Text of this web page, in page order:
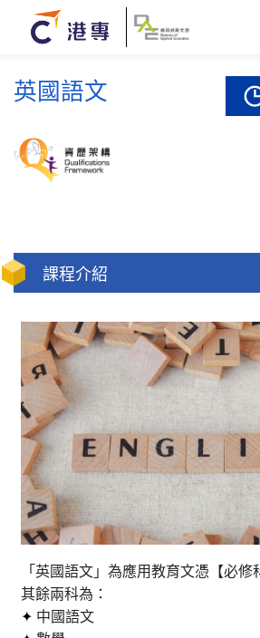
英國語文
課程介紹
「英國語文」為應用教育文憑【必修
其餘兩科為：
✦ 中國語文